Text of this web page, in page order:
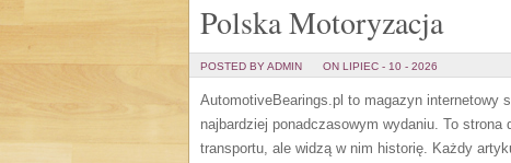
Polska Motoryzacja
POSTED BY ADMIN ON LIPIEC - 10 - 2026
AutomotiveBearings.pl to magazyn internetowy
najbardziej ponadczasowym wydaniu. To
transportu, ale widzą w nim historię. Każdy